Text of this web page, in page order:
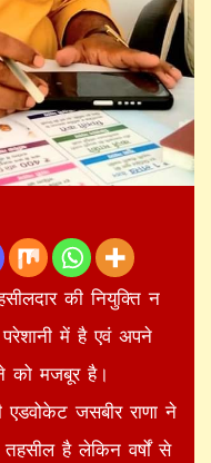
की नियुक्ति न
में है एवं अपने
को मजबूर है।
एडवोकेट जसबीर राणा ने
है लेकिन वर्षों से